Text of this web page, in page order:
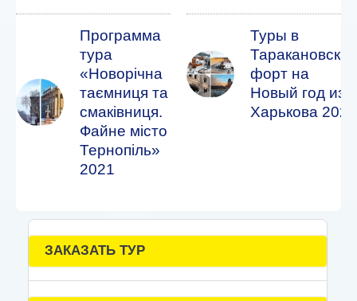
Программа
тура
«Новорічна
таємниця та
смаківниця.
Файне місто
Тернопіль»
2021
Туры в
Таракановский
форт на
Новый год из
Харькова 2022
ЗАКАЗАТЬ ТУР